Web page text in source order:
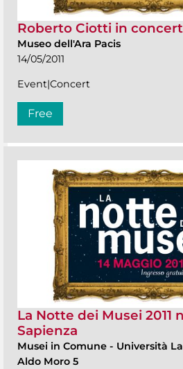
Roberto Ciotti in
Museo dell'Ara Pacis
14/05/2011
Event|Concert
Free
La Notte dei Musei 2011
Sapienza
Musei in Comune - Università
Aldo Moro 5